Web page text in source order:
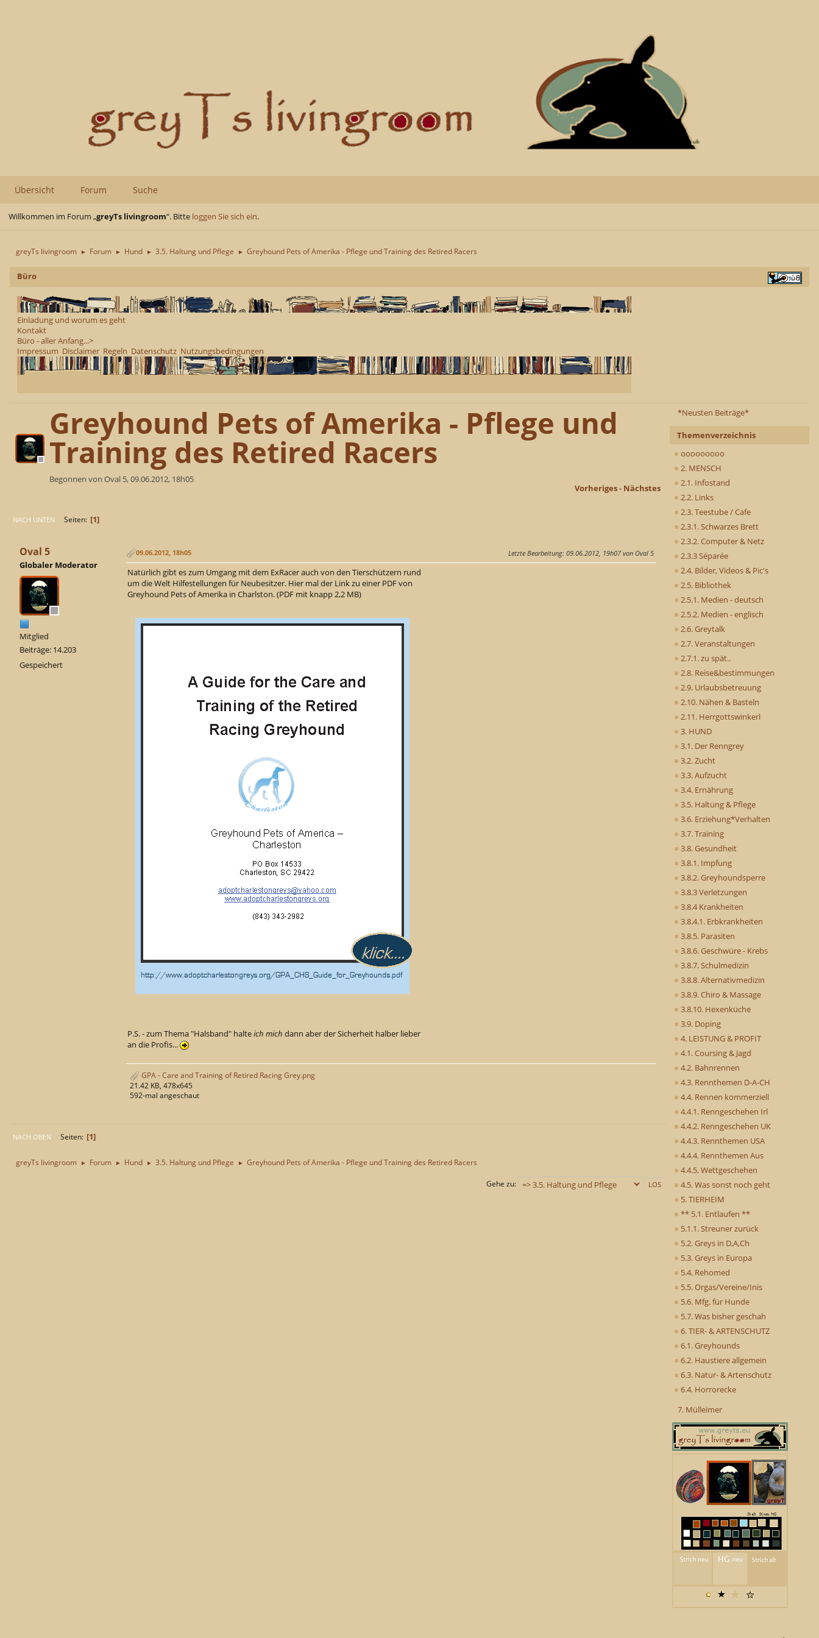
Übersicht Forum Suche
Willkommen im Forum „greyTs livingroom“. Bitte loggen Sie sich ein.
greyTs livingroom ► Forum ► Hund ► 3.5. Haltung und Pflege ► Greyhound Pets of Amerika - Pflege und Training des Retired Racers
Büro
Einladung und worum es geht
Kontakt
Büro - aller Anfang...>
Impressum Disclaimer Regeln Datenschutz Nutzungsbedingungen
*Neusten Beiträge*
Themenverzeichnis
ooooooooo
2. MENSCH
2.1. Infostand
2.2. Links
2.3. Teestube / Cafe
2.3.1. Schwarzes Brett
2.3.2. Computer & Netz
2.3.3 Séparée
2.4. Bilder, Videos & Pic's
2.5. Bibliothek
2.5.1. Medien - deutsch
2.5.2. Medien - englisch
2.6. Greytalk
2.7. Veranstaltungen
2.7.1. zu spät..
2.8. Reise&bestimmungen
2.9. Urlaubsbetreuung
2.10. Nähen & Basteln
2.11. Herrgottswinkerl
3. HUND
3.1. Der Renngrey
3.2. Zucht
3.3. Aufzucht
3.4. Ernährung
3.5. Haltung & Pflege
3.6. Erziehung*Verhalten
3.7. Training
3.8. Gesundheit
3.8.1. Impfung
3.8.2. Greyhoundsperre
3.8.3 Verletzungen
3.8.4 Krankheiten
3.8.4.1. Erbkrankheiten
3.8.5. Parasiten
3.8.6. Geschwüre - Krebs
3.8.7. Schulmedizin
3.8.8. Alternativmedizin
3.8.9. Chiro & Massage
3.8.10. Hexenküche
3.9. Doping
4. LEISTUNG & PROFIT
4.1. Coursing & Jagd
4.2. Bahnrennen
4.3. Rennthemen D-A-CH
4.4. Rennen kommerziell
4.4.1. Renngeschehen Irl
4.4.2. Renngeschehen UK
4.4.3. Rennthemen USA
4.4.4. Rennthemen Aus
4.4.5. Wettgeschehen
4.5. Was sonst noch geht
5. TIERHEIM
** 5.1. Entlaufen **
5.1.1. Streuner zurück
5.2. Greys in D,A,Ch
5.3. Greys in Europa
5.4. Rehomed
5.5. Orgas/Vereine/Inis
5.6. Mfg. für Hunde
5.7. Was bisher geschah
6. TIER- & ARTENSCHUTZ
6.1. Greyhounds
6.2. Haustiere allgemein
6.3. Natur- & Artenschutz
6.4. Horrorecke
7. Mülleimer
Greyhound Pets of Amerika - Pflege und
Training des Retired Racers
Begonnen von Oval 5, 09.06.2012, 18h05
Vorheriges- Nächstes
NACH UNTEN Seiten 1
Oval 5
Globaler Moderator
Mitglied
Beiträge: 14.203
Gespeichert
09.06.2012, 18h05 Letzte Bearbeitung: 09.06.2012, 19h07 von Oval 5
Natürlich gibt es zum Umgang mit dem ExRacer auch von den Tierschützern rund
um die Welt Hilfestellungen für Neubesitzer. Hier mal der Link zu einer PDF von
Greyhound Pets of Amerika in Charlston. (PDF mit knapp 2,2 MB)
P.S. - zum Thema "Halsband" halteich mich dann aber der Sicherheit halber lieber
an die Profis...
GPA - Care and Training of Retired Racing Grey.png
21.42 KB, 478x645
592-mal angeschaut
NACH OBEN Seiten 1
greyTs livingroom ► Forum ► Hund ► 3.5. Haltung und Pflege ► Greyhound Pets of Amerika - Pflege und Training des Retired Racers
Gehe zu